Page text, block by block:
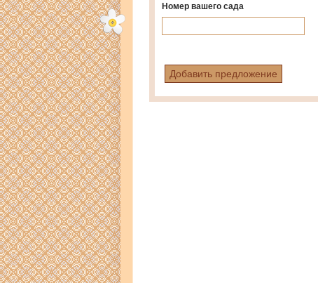
Номер вашего сада
Добавить предложение